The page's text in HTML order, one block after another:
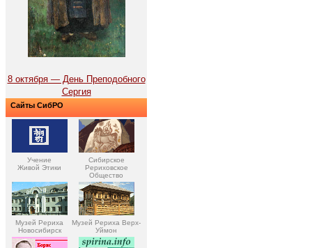
8 октября — День Преподобного
Сергия
Сайты СибРО
Учение
Живой Этики
Сибирское
Рериховское
Общество
Музей Рериха
Новосибирск
Музей Рериха Верх-
Уймон